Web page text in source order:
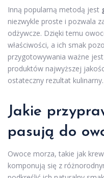
Inną popularną metodą jest
niezwykle proste i pozwala
odżywcze. Dzięki temu
właściwości, a ich smak
przygotowywania ważne
produktów najwyższej
ostateczny rezultat kulinarny.
Jakie
pasują do
Owoce morza, takie jak
komponują się z